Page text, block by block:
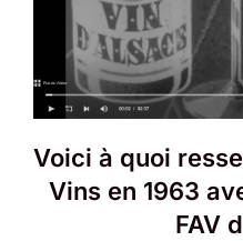
Voici à quoi
Vins en 1963
FAV